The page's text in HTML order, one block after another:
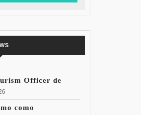
Officer de
como